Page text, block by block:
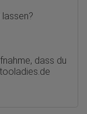
dass du